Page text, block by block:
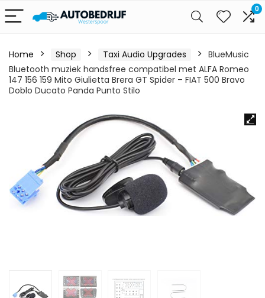
0
Home Shop Taxi Audio Upgrades
BlueMusic
Bluetooth muziek handsfree compatibel met ALFA Romeo
147 156 159 Mito Giulietta Brera GT Spider – FIAT 500 Bravo
Doblo Ducato Panda Punto Stilo